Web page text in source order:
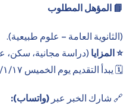
📘 المؤهل المطلوب
(الثانوية العامة – علوم طبيعية).
⭐️ المزايا (دراسة مجانية، سكن،
🗓 يبدأ التقديم يوم الخميس ١٤٤٨/١/١٧هـ.
🔗 شارك الخبر عبر (واتساب):